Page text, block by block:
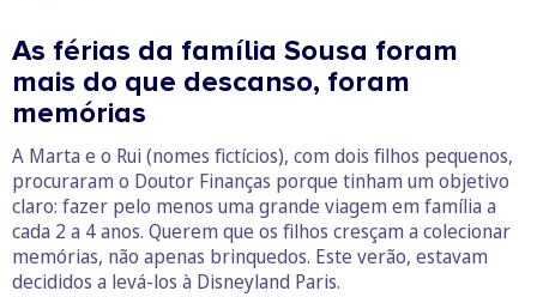
As férias da família Sousa foram
mais do que descanso, foram
memórias
A Marta e o Rui (nomes fictícios), com dois filhos pequenos,
procuraram o Doutor Finanças porque tinham um objetivo
claro: fazer pelo menos uma grande viagem em família a
cada 2 a 4 anos. Querem que os filhos cresçam a colecionar
memórias, não apenas brinquedos. Este verão, estavam
decididos a levá-los à Disneyland Paris.